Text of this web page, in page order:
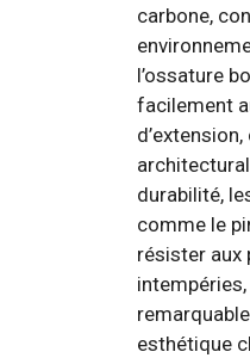
carbone,
l’ossature
facilement
durabilité,
comme le
résister aux
esthétique